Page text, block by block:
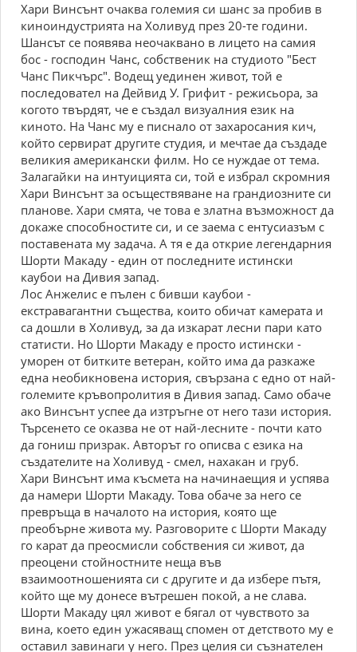
Хари Винсънт очаква големия си шанс за пробив в
киноиндустрията на Холивуд през 20-те години.
Шансът се появява неочаквано в лицето на самия
бос - господин Чанс, собственик на студиото "Бест
Чанс Пикчърс". Водещ уединен живот, той е
последовател на Дейвид У. Грифит - режисьора, за
когото твърдят, че е създал визуалния език на
киното. На Чанс му е писнало от захаросания кич,
който сервират другите студия, и мечтае да създаде
великия американски филм. Но се нуждае от тема.
Залагайки на интуицията си, той е избрал скромния
Хари Винсънт за осъществяване на грандиозните си
планове. Хари смята, че това е златна възможност да
докаже способностите си, и се заема с ентусиазъм с
поставената му задача. А тя е да открие легендарния
Шорти Макаду - един от последните истински
каубои на Дивия запад.
Лос Анжелис е пълен с бивши каубои -
екстравагантни същества, които обичат камерата и
са дошли в Холивуд, за да изкарат лесни пари като
статисти. Но Шорти Макаду е просто истински -
уморен от битките ветеран, който има да разкаже
една необикновена история, свързана с едно от най-
големите кръвопролития в Дивия запад. Само обаче
ако Винсънт успее да изтръгне от него тази история.
Търсенето се оказва не от най-лесните - почти като
да гониш призрак. Авторът го описва с езика на
създателите на Холивуд - смел, нахакан и груб.
Хари Винсънт има късмета на начинаещия и успява
да намери Шорти Макаду. Това обаче за него се
превръща в началото на история, която ще
преобърне живота му. Разговорите с Шорти Макаду
го карат да преосмисли собствения си живот, да
преоцени стойностните неща във
взаимоотношенията си с другите и да избере пътя,
който ще му донесе вътрешен покой, а не слава.
Шорти Макаду цял живот е бягал от чувството за
вина, което един ужасяващ спомен от детството му е
оставил завинаги у него. През целия си съзнателен